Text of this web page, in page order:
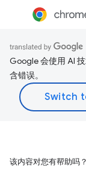
Google 会使用 AI
含错误。
该内容对您有帮助吗？